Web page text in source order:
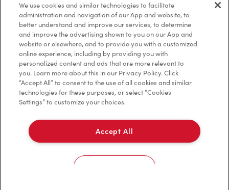
Accessibilité
Diagnostic
Contactez-nous
TM & © Tim Hortons, 2023
We use cookies and similar technologies to facilitate
administration and navigation of our App and website, to
better understand and improve our services, to determine
and improve the advertising shown to you on our App and
website or elsewhere, and to provide you with a customized
online experience, including by providing you with
personalized content and ads that are more relevant to
you. Learn more about this in our Privacy Policy. Click
“Accept All” to consent to the use of all cookies and similar
technologies for these purposes, or select “Cookies
Settings” to customize your choices.
Accept All